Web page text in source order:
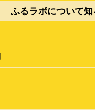
ふるラボについて知